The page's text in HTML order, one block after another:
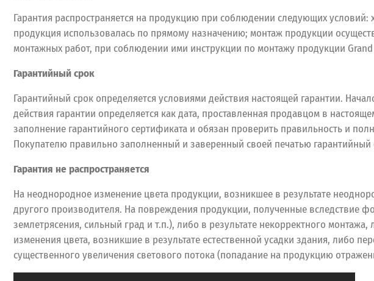
Гарантия распространяется на продукцию при соблюдении следующих
продукция использовалась по прямому назначению; монтаж продукции
монтажных работ, при соблюдении ими инструкции по монтажу продукции
Гарантийный срок
Гарантийный срок определяется условиями действия настоящей гарантии.
действия гарантии определяется как дата, проставленная продавцом в
заполнение гарантийного сертификата и обязан проверить правильность и
Покупателю правильно заполненный и заверенный своей печатью
Гарантия не распространяется
На неоднородное изменение цвета продукции, возникшее в результате
другого производителя. На повреждения продукции, полученные вследствие
землетрясения, сильный град и т.п.), либо в результате некорректного
изменения цвета, возникшие в результате естественной усадки здания, либо
существенного увеличения светового потока (попадание на продукцию